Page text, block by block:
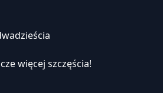
więcej szczęścia!